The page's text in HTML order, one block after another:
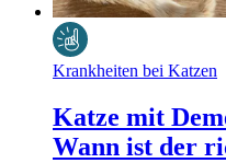
Krankheiten bei Katzen
Katze mit
Wann ist der